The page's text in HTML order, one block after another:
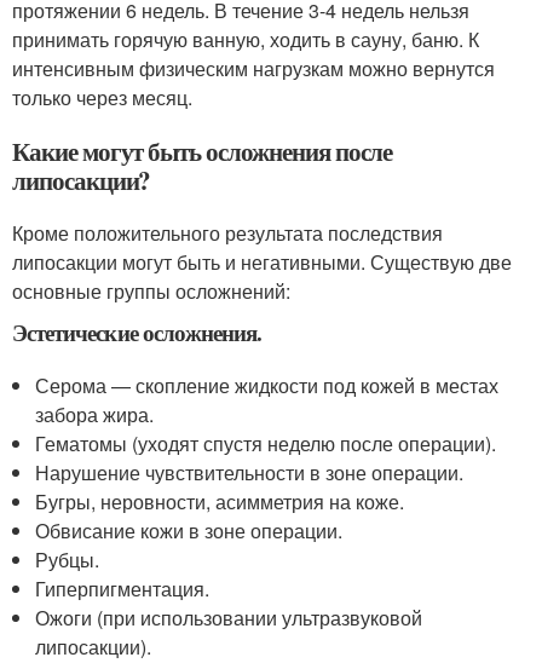
протяжении 6 недель. В течение 3-4 недель нельзя
принимать горячую ванную, ходить в сауну, баню. К
интенсивным физическим нагрузкам можно вернутся
только через месяц.
Какие могут быть осложнения после
липосакции?
Кроме положительного результата последствия
липосакции могут быть и негативными. Существую две
основные группы осложнений:
Эстетические осложнения.
Серома — скопление жидкости под кожей в местах
забора жира.
Гематомы (уходят спустя неделю после операции).
Нарушение чувствительности в зоне операции.
Бугры, неровности, асимметрия на коже.
Обвисание кожи в зоне операции.
Рубцы.
Гиперпигментация.
Ожоги (при использовании ультразвуковой
липосакции).